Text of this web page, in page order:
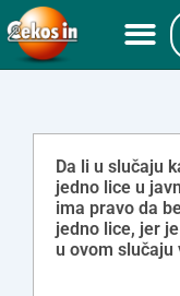
Da li u slučaju
jedno lice u
ima pravo da
jedno lice, jer
u ovom slučaju